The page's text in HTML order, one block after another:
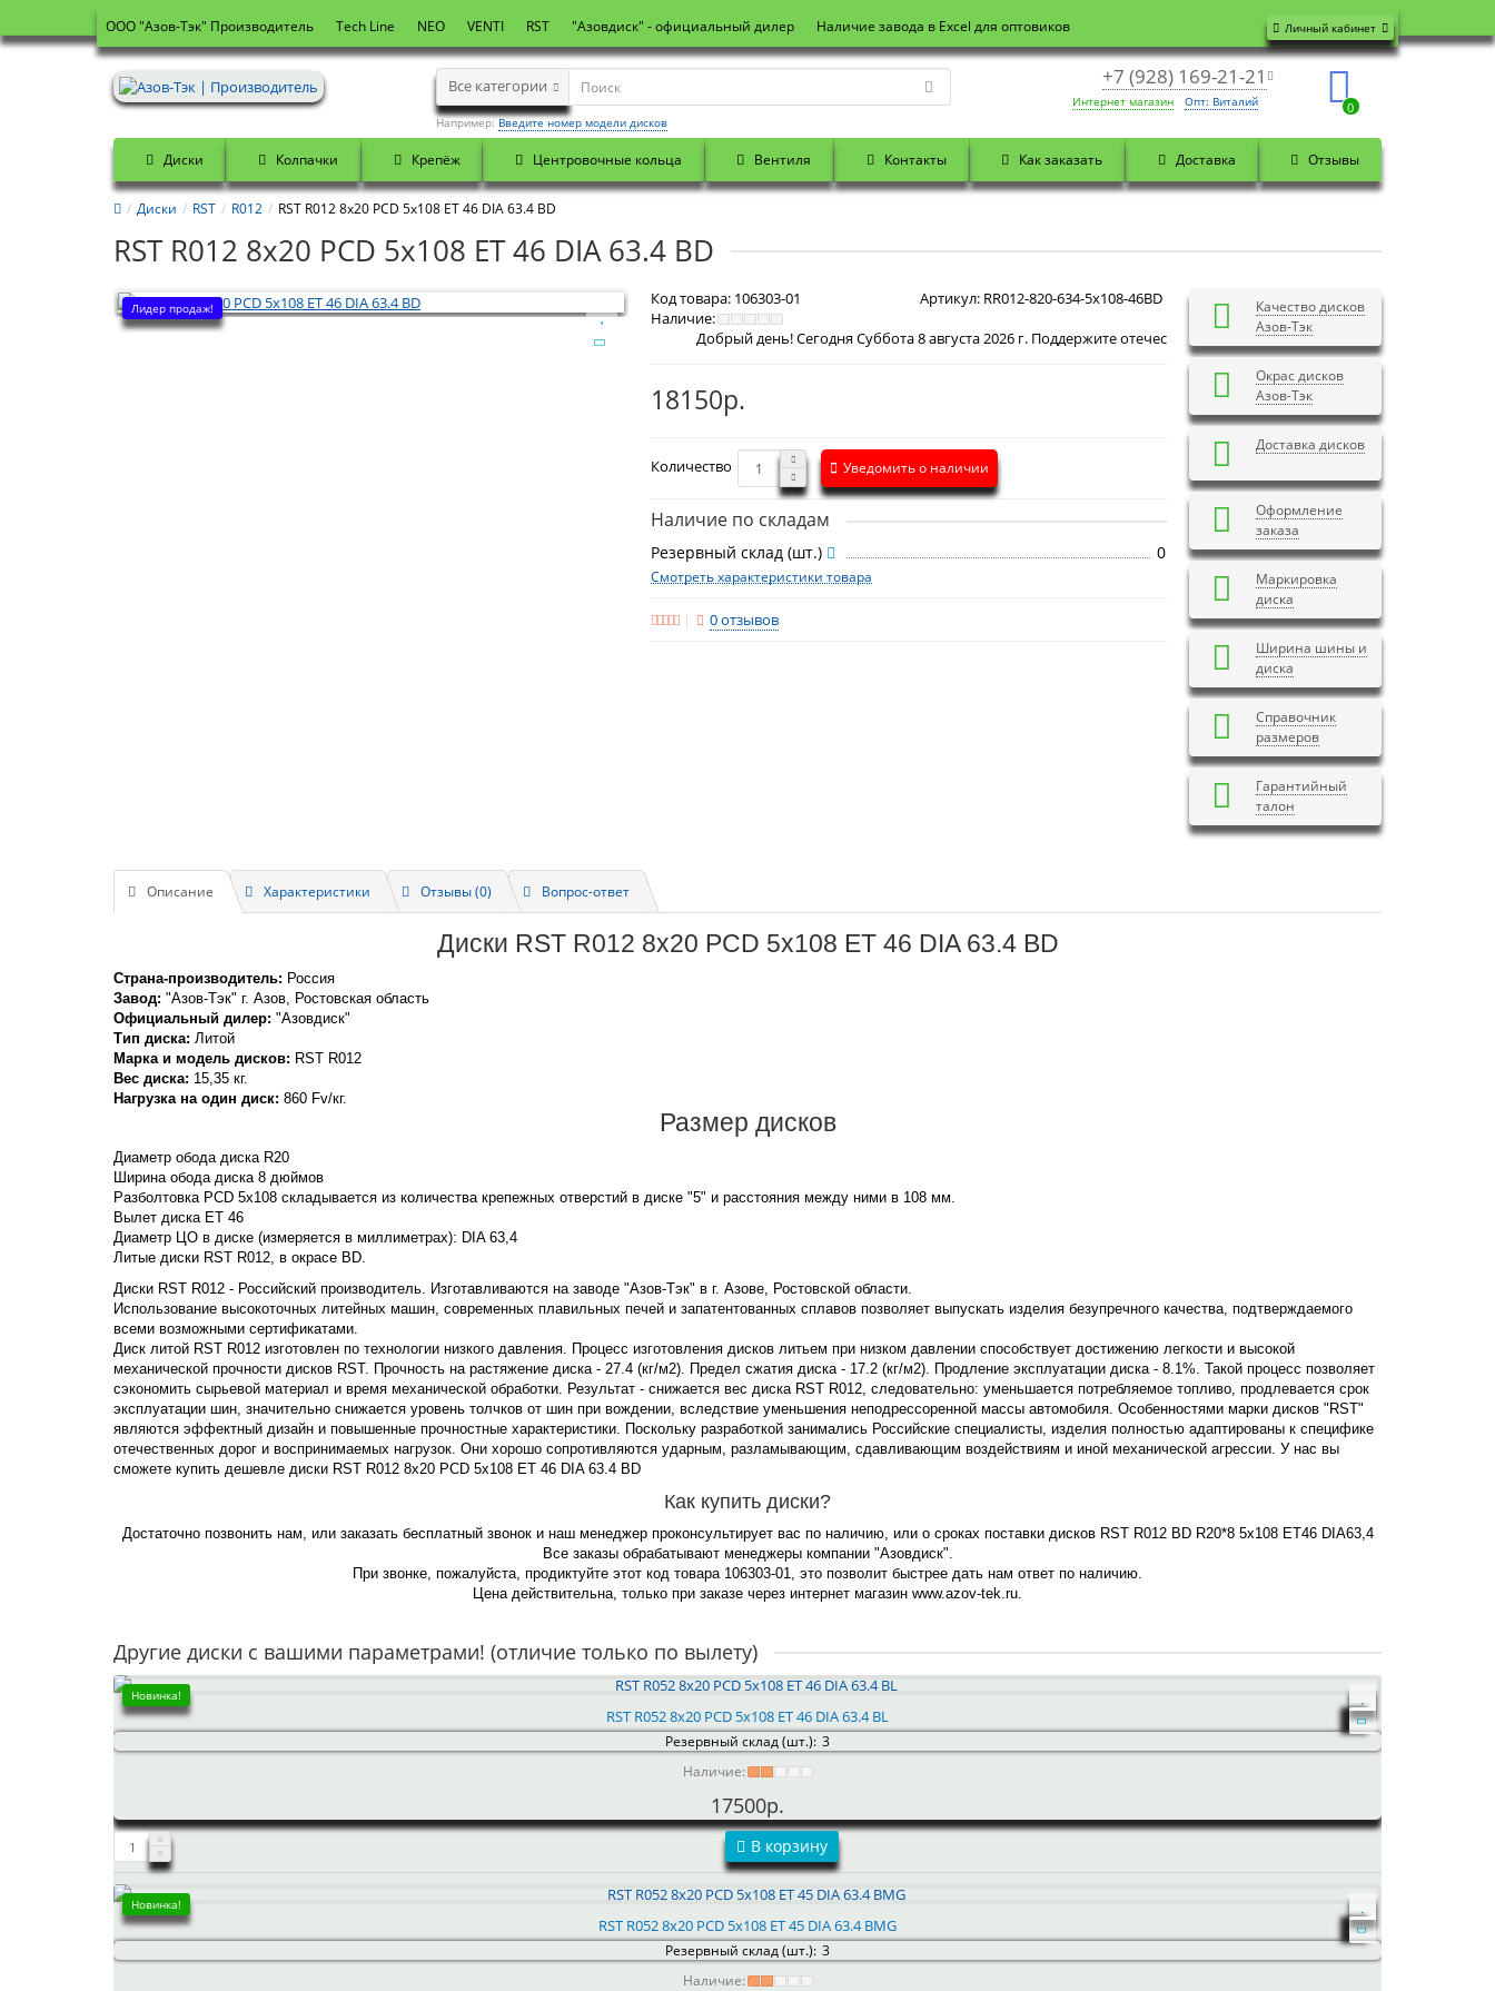
Личный кабинет
OOO "Азов-Тэк" Производитель Tech Line NEO VENTI RST "Азовдиск" - официальный дилер Наличие завода в Excel для оптовиков
+7 (928) 169-21-21
Интернет магазин Опт: Виталий 0
Все категории
Например:Введите номер модели дисков
Диски Колпачки Крепёж Центровочные кольца Вентиля Контакты Как заказать Доставка Отзывы
Диски RST R012 RST R012 8x20 PCD 5x108 ET 46 DIA 63.4 BD
RST R012 8x20 PCD 5x108 ET 46 DIA 63.4 BD
Лидер продаж! Код товара: 106303-01 Артикул:RR012-820-634-5x108-46BD
Наличие:
Добрый день! СегодняСуббота 8 августа 2026 г. Поддержите отечественного производителя! Закажите на официальном
18150р.
Количество Уведомить о наличии
Наличие по складам
Резервный склад (шт.) 0
Смотреть характеристики товара
0 отзывов
Качество дисков
Азов-Тэк
Окрас дисков
Азов-Тэк
Доставка дисков
Оформление
заказа
Маркировка
диска
Ширина шины и
диска
Справочник
размеров
Гарантийный
талон
Описание Характеристики Отзывы (0) Вопрос-ответ
Диски RST R012 8x20 PCD 5x108 ET 46 DIA 63.4 BD
Страна-производитель: Россия
Завод: "Азов-Тэк" г. Азов, Ростовская область
Официальный дилер: "Азовдиск"
Тип диска: Литой
Марка и модель дисков: RST R012
Вес диска: 15,35 кг.
Нагрузка на один диск: 860 Fv/кг.
Размер дисков
Диаметр обода диска R20
Ширина обода диска 8 дюймов
Разболтовка PCD 5x108 складывается из количества крепежных отверстий в диске "5" и расстояния между ними в 108 мм.
Вылет диска ET 46
Диаметр ЦО в диске (измеряется в миллиметрах): DIA 63,4
Литые диски RST R012, в окрасе BD.
Диски RST R012 - Российский производитель. Изготавливаются на заводе "Азов-Тэк" в г. Азове, Ростовской области.
Использование высокоточных литейных машин, современных плавильных печей и запатентованных сплавов позволяет выпускать изделия безупречного качества, подтверждаемого
всеми возможными сертификатами.
Диск литой RST R012 изготовлен по технологии низкого давления. Процесс изготовления дисков литьем при низком давлении способствует достижению легкости и высокой
механической прочности дисков RST. Прочность на растяжение диска - 27.4 (кг/м2). Предел сжатия диска - 17.2 (кг/м2). Продление эксплуатации диска - 8.1%. Такой процесс позволяет
сэкономить сырьевой материал и время механической обработки. Результат - снижается вес диска RST R012, следовательно: уменьшается потребляемое топливо, продлевается срок
эксплуатации шин, значительно снижается уровень толчков от шин при вождении, вследствие уменьшения неподрессоренной массы автомобиля. Особенностями марки дисков "RST"
являются эффектный дизайн и повышенные прочностные характеристики. Поскольку разработкой занимались Российские специалисты, изделия полностью адаптированы к специфике
отечественных дорог и воспринимаемых нагрузок. Они хорошо сопротивляются ударным, разламывающим, сдавливающим воздействиям и иной механической агрессии. У нас вы
сможете купить дешевле диски RST R012 8x20 PCD 5x108 ET 46 DIA 63.4 BD
Как купить диски?
Достаточно позвонить нам, или заказать бесплатный звонок и наш менеджер проконсультирует вас по наличию, или о сроках поставки дисков RST R012 BD R20*8 5x108 ET46 DIA63,4
Все заказы обрабатывают менеджеры компании "Азовдиск".
При звонке, пожалуйста, продиктуйте этот код товара 106303-01, это позволит быстрее дать нам ответ по наличию.
Цена действительна, только при заказе через интернет магазин www.azov-tek.ru.
Другие диски с вашими параметрами! (отличие только по вылету)
Новинка!
RST R052 8x20 PCD 5x108 ET 46 DIA 63.4 BL
Резервный склад (шт.): 3
Наличие:
17500р.
В корзину
Новинка!
RST R052 8x20 PCD 5x108 ET 45 DIA 63.4 BMG
Резервный склад (шт.): 3
Наличие: